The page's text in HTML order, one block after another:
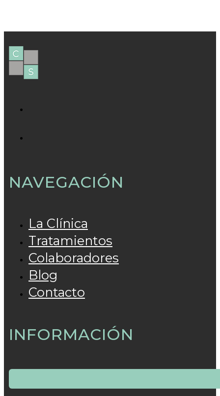
NAVEGACIÓN
La Clínica
Tratamientos
Colaboradores
Blog
Contacto
INFORMACIÓN